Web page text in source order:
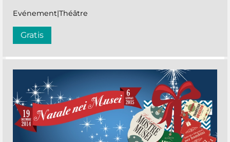
Evénement|Théâtre
Gratis